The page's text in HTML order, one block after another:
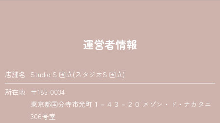
運営者情報
店舗名
Studio S 国立(スタジオS 国立)
所在地
〒185-0034
東京都国分寺市光町１－４３－２０ メゾン・ド・ナカタニ
306号室